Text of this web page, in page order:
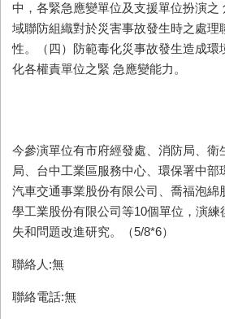
中，各緊急應變單位及支援單位扮演之
域聯防組織對於災害事故發生時之處理
性。（四）防範毒化災事故發生造成環
化各權責單位之緊 急應變能力。
今參演單位有市府經發處、消防局、衛
局、台中工業區服務中心、環保署中部
汽車交通事業股份有限公司、喬福泡綿
學工業股份有限公司等10個單位，演
失和問題改進研究。（5/8*6）
聯絡人:無
聯絡電話:無